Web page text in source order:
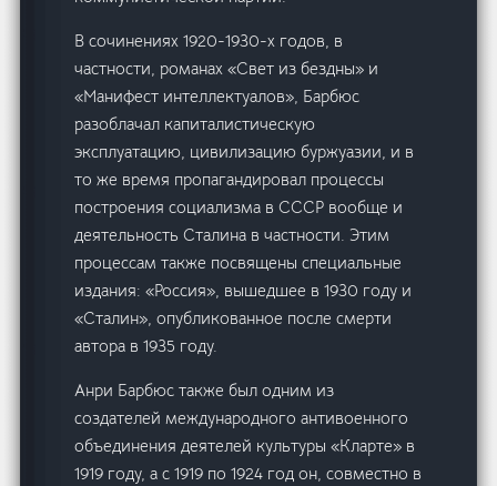
В сочинениях 1920-1930-х годов, в
частности, романах «Свет из бездны» и
«Манифест интеллектуалов», Барбюс
разоблачал капиталистическую
эксплуатацию, цивилизацию буржуазии, и в
то же время пропагандировал процессы
построения социализма в СССР вообще и
деятельность Сталина в частности. Этим
процессам также посвящены специальные
издания: «Россия», вышедшее в 1930 году и
«Сталин», опубликованное после смерти
автора в 1935 году.
Анри Барбюс также был одним из
создателей международного антивоенного
объединения деятелей культуры «Кларте» в
1919 году, а с 1919 по 1924 год он, совместно в